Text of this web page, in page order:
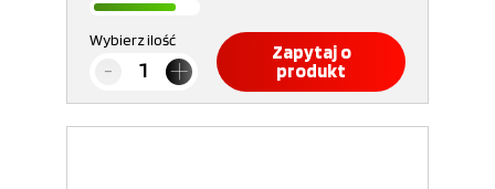
Wybierz ilość
Zapytaj o
produkt